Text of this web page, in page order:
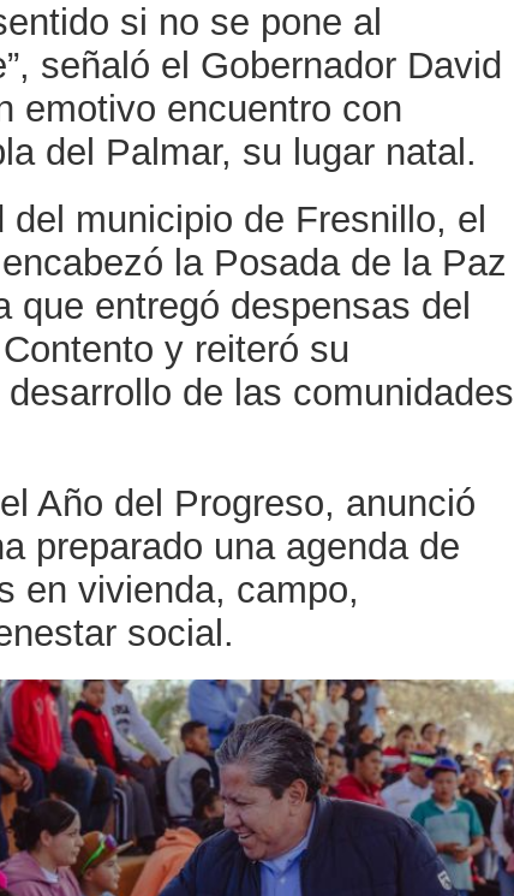
si no se pone al
señaló el Gobernador David
emotivo encuentro con
del Palmar, su lugar natal.
municipio de Fresnillo, el
la Posada de la Paz
que entregó despensas del
y reiteró su
de las comunidades
Año del Progreso, anunció
preparado una agenda de
en vivienda, campo,
social.